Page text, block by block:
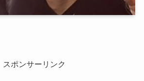
スポンサーリンク